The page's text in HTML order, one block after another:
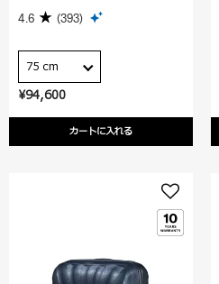
¥94,600
カートに入れる
4.6 (393)
75 cm